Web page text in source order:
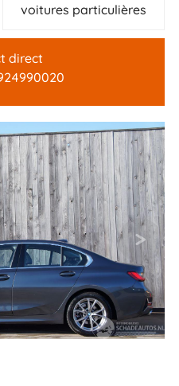
voitures particulières
direct